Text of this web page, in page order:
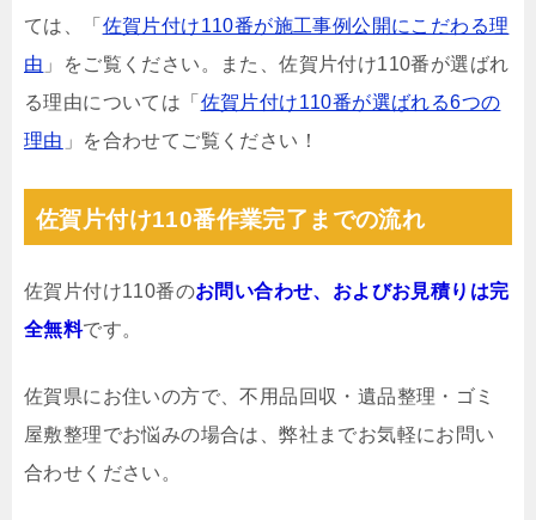
ては、「 佐賀片付け110番が施工事例公開にこだわる理
由 」をご覧ください。また、佐賀片付け110番が選ばれ
る理由については「 佐賀片付け110番が選ばれる6つの
理由 」を合わせてご覧ください！
佐賀片付け110番作業完了までの流れ
佐賀片付け110番のお問い合わせ、およびお見積りは完
全無料です。
佐賀県にお住いの方で、不用品回収・遺品整理・ゴミ
屋敷整理でお悩みの場合は、弊社までお気軽にお問い
合わせください。